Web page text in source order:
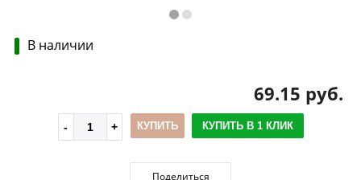
В наличии
69.15 руб.
КУПИТЬ КУПИТЬ В 1 КЛИК
Поделиться